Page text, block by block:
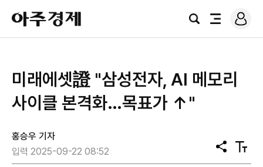
아
주
경
검
전
로
그
미래에셋證 "삼성전자, AI 메모리
사이클 본격화…목표가 ↑"
홍승우 기자
입력 2025-09-22 08:52
공
유
텍
스